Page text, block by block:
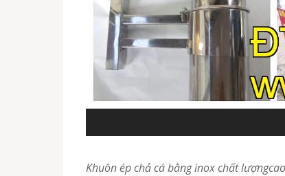
Khuôn ép chả cá bằng inox chất